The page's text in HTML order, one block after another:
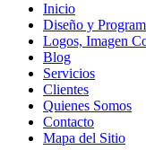
Inicio
Diseño y
Logos, Imagen
Blog
Servicios
Clientes
Quienes Somos
Contacto
Mapa del Sitio